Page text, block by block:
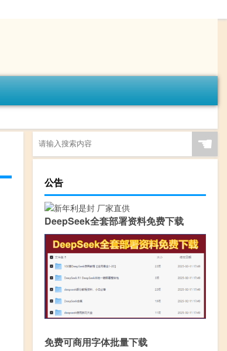
☚
公告
DeepSeek全套部署资料免费下载
免费可商用字体批量下载